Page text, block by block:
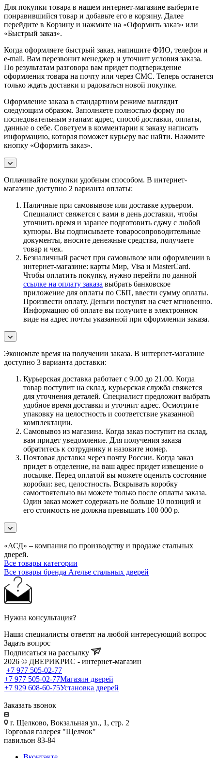
Для покупки товара в нашем интернет-магазине выберите
понравившийся товар и добавьте его в корзину. Далее
перейдите в Корзину и нажмите на «Оформить заказ» или
«Быстрый заказ».
Когда оформляете быстрый заказ, напишите ФИО, телефон и
e-mail. Вам перезвонит менеджер и уточнит условия заказа.
По результатам разговора вам придет подтверждение
оформления товара на почту или через СМС. Теперь останется
только ждать доставки и радоваться новой покупке.
Оформление заказа в стандартном режиме выглядит
следующим образом. Заполняете полностью форму по
последовательным этапам: адрес, способ доставки, оплаты,
данные о себе. Советуем в комментарии к заказу написать
информацию, которая поможет курьеру вас найти. Нажмите
кнопку «Оформить заказ».
Оплачивайте покупки удобным способом. В интернет-
магазине доступно 2 варианта оплаты:
Наличные при самовывозе или доставке курьером.
Специалист свяжется с вами в день доставки, чтобы
уточнить время и заранее подготовить сдачу с любой
купюры. Вы подписываете товаросопроводительные
документы, вносите денежные средства, получаете
товар и чек.
Безналичный расчет при самовывозе или оформлении в
интернет-магазине: карты Мир, Visa и MasterCard.
Чтобы оплатить покупку, нужно перейти по данной
ссылке на оплату заказа выбрать банковское
приложение для оплаты по СБП, ввести сумму оплаты.
Произвести оплату. Деньги поступят на счет мгновенно.
Информацию об оплате вы получите в электронном
виде на адрес почты указанной при оформлении заказа.
Экономьте время на получении заказа. В интернет-магазине
доступно 3 варианта доставки:
Курьерская доставка работает с 9.00 до 21.00. Когда
товар поступит на склад, курьерская служба свяжется
для уточнения деталей. Специалист предложит выбрать
удобное время доставки и уточнит адрес. Осмотрите
упаковку на целостность и соответствие указанной
комплектации.
Самовывоз из магазина. Когда заказ поступит на склад,
вам придет уведомление. Для получения заказа
обратитесь к сотруднику и назовите номер.
Почтовая доставка через почту России. Когда заказ
придет в отделение, на ваш адрес придет извещение о
посылке. Перед оплатой вы можете оценить состояние
коробки: вес, целостность. Вскрывать коробку
самостоятельно вы можете только после оплаты заказа.
Один заказ может содержать не больше 10 позиций и
его стоимость не должна превышать 100 000 р.
«АСД» – компания по производству и продаже стальных
дверей.
Все товары категории
Все товары бренда Ателье стальных дверей
Нужна консультация?
Наши специалисты ответят на любой интересующий вопрос
Задать вопрос
Подписаться на рассылку
2026 © ДВЕРИКРИС - интернет-магазин
+7 977 505-02-77
+7 977 505-02-77Магазин дверей
+7 929 608-60-75Установка дверей
Заказать звонок
г. Щелково, Вокзальная ул., 1, стр. 2
Торговая галерея "Щелчок"
павильон 83-84